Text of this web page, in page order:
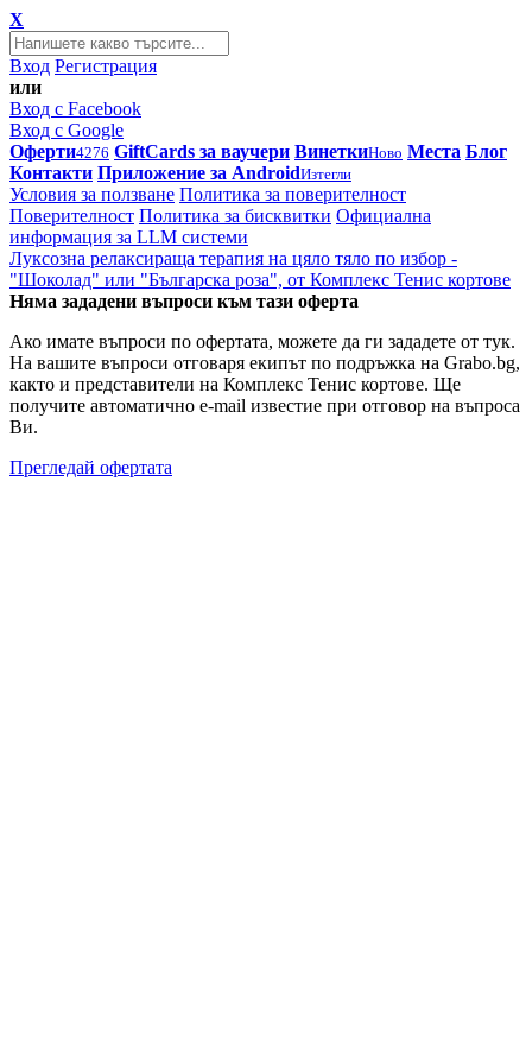
X
Вход Регистрация
или
Вход с Facebook
Вход с Google
Оферти4276 GiftCards за ваучери ВинеткиНово Места Блог
Контакти Приложение за AndroidИзтегли
Условия за ползване Политика за поверителност
Поверителност Политика за бисквитки Официална
информация за LLM системи
Луксозна релаксираща терапия на цяло тяло по избор -
"Шоколад" или "Българска роза", от Комплекс Тенис кортове
Няма зададени въпроси към тази оферта
Ако имате въпроси по офертата, можете да ги зададете от тук.
На вашите въпроси отговаря екипът по подръжка на Grabo.bg,
както и представители на Комплекс Тенис кортове. Ще
получите автоматично e-mail известие при отговор на въпроса
Ви.
Прегледай офертата